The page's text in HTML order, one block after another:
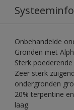
Onbehandelde
Gronden met
Sterk
Zeer sterk
ondergronden
20% terpentine
laag.